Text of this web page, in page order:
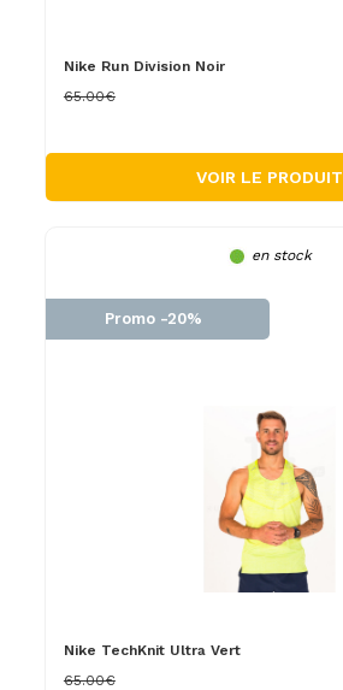
Nike Run Division Noir
65.00€
VOIR LE PRODUIT
en stock
Promo -20%
Nike TechKnit Ultra Vert
65.00€